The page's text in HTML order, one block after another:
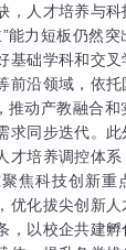
，人才培养与
能力短板仍然
基础学科和交叉
前沿领域，依
推动产教融合和
求同步迭代。
才培养调控体
焦科技创新重
优化拔尖创新
，以校企共建